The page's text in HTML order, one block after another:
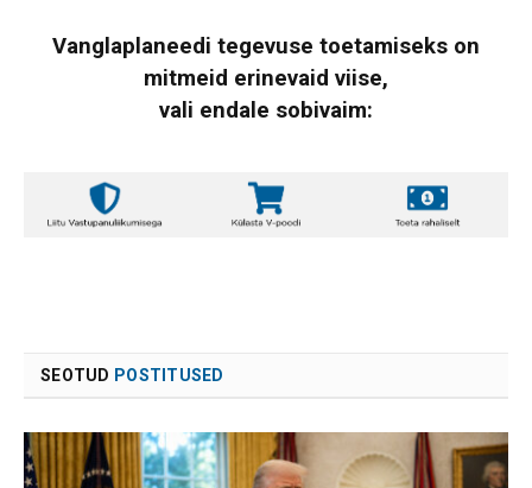
Vanglaplaneedi tegevuse toetamiseks on
mitmeid erinevaid viise,
vali endale sobivaim:
SEOTUD POSTITUSED